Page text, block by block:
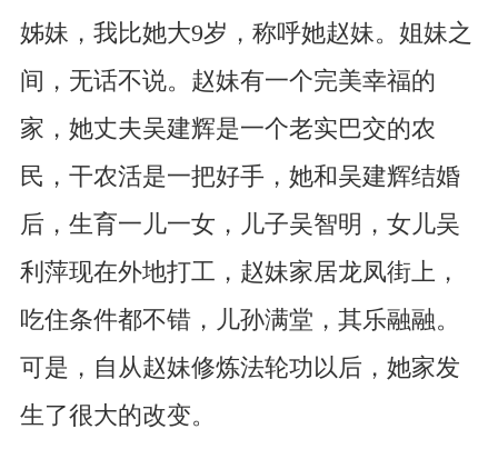
姊妹，我比她大9岁，称呼她赵妹。姐妹之
间，无话不说。赵妹有一个完美幸福的
家，她丈夫吴建辉是一个老实巴交的农
民，干农活是一把好手，她和吴建辉结婚
后，生育一儿一女，儿子吴智明，女儿吴
利萍现在外地打工，赵妹家居龙凤街上，
吃住条件都不错，儿孙满堂，其乐融融。
可是，自从赵妹修炼法轮功以后，她家发
生了很大的改变。